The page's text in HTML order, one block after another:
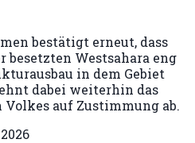
bestätigt erneut, dass
Westsahara eng
in dem Gebiet
dabei weiterhin das
Volkes auf Zustimmung ab.